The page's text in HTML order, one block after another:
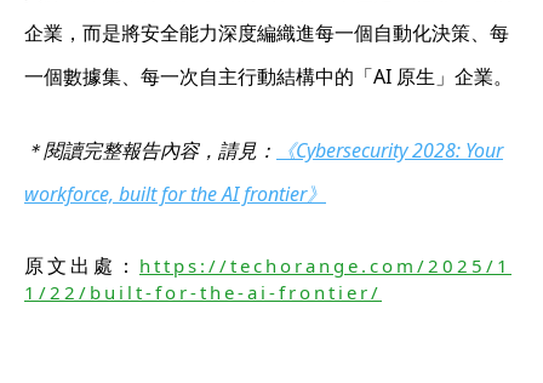
企業，而是將安全能力深度編織進每一個自動化決策、每
一個數據集、每一次自主行動結構中的「AI 原生」企業。
＊閱讀完整報告內容，請見：
《Cybersecurity 2028: Your
workforce, built for the AI frontier》
原文出處： https://techorange.com/2025/1
1/22/built-for-the-ai-frontier/